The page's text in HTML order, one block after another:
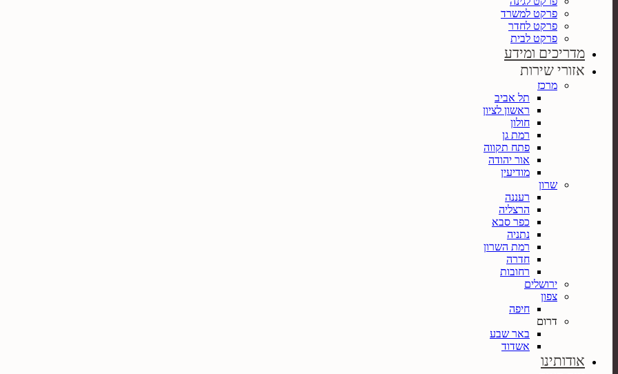
פרקט למשרד
פרקט לחדר
פרקט לבית
מדריכים ומידע
אזורי שירות
מרכז
תל אביב
ראשון לציון
חולון
רמת גן
פתח תקווה
אור יהודה
מודיעין
שרון
רעננה
הרצליה
כפר סבא
נתניה
רמת השרון
חדרה
רחובות
ירושלים
צפון
חיפה
דרום
באר שבע
אשדוד
אודותינו